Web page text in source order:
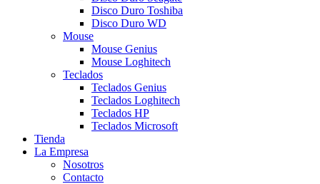
Disco Duro Toshiba
Disco Duro WD
Mouse
Mouse Genius
Mouse Loghitech
Teclados
Teclados Genius
Teclados Loghitech
Teclados HP
Teclados Microsoft
Tienda
La Empresa
Nosotros
Contacto